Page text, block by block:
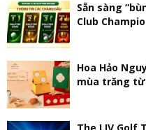
Sẵn sàng
Club
Hoa Hảo
mùa trăng từ